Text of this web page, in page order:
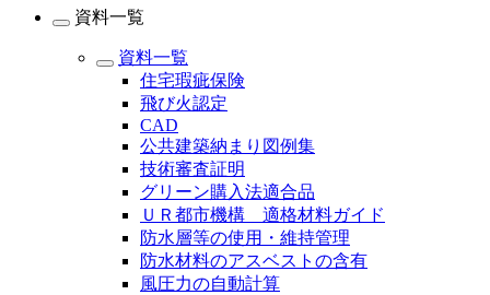
資料一覧
資料一覧
住宅瑕疵保険
飛び火認定
CAD
公共建築納まり図例集
技術審査証明
グリーン購入法適合品
ＵＲ都市機構 適格材料ガイド
防水層等の使用・維持管理
防水材料のアスベストの含有
風圧力の自動計算